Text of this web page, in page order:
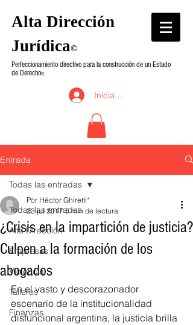
Alta Dirección
Jurídica©
Perfeccionamiento directivo para la construcción de un Estado
de Derecho©.
Iniciar sesión
Entrada
Todas las entradas
Alta Dirección
Empresas
Violencia
Talleres
Finanzas
Todas las entradas
¿Crisis en la impartición de justicia?
Culpen a la formación de los
abogados
Por Héctor Ghiretti*
23 jul 2017 5 min de lectura
En el vasto y descorazonador
escenario de la institucionalidad
disfuncional argentina, la justicia brilla